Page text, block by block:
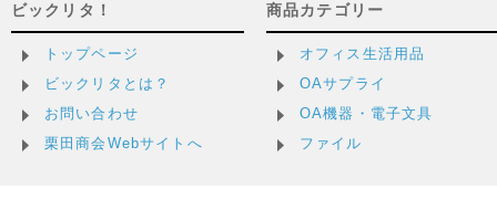
ビックリタ！
トップページ
ビックリタとは？
お問い合わせ
栗田商会Webサイトへ
商品カテゴリー
オフィス生活用品
OAサプライ
OA機器・電子文具
ファイル